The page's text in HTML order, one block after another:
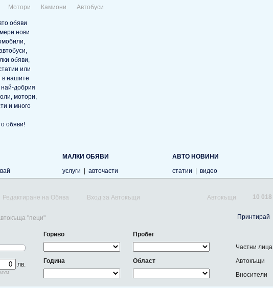
Мотори Камиони Автобуси
обяви!
МАЛКИ ОБЯВИ
услуги
авточасти
АВТО НОВИНИ
статии
видео
Редактиране на Обява Вход за Автокъщи Автокъщи 10 018
Принтирай
"пеци"
лв.
Гориво
Година
Пробег
Област
Частни лица
Автокъщи
Вносители